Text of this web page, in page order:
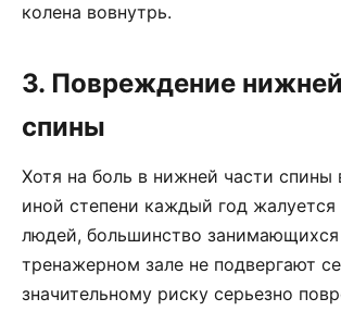
колена вовнутрь.
3. Повреждение
спины
Хотя на боль в нижней части спины
иной степени каждый год жалуется
людей, большинство
тренажерном зале не подвергают
значительному риску серьезно